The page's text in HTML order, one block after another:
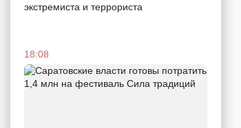
экстремиста и террориста
18:08